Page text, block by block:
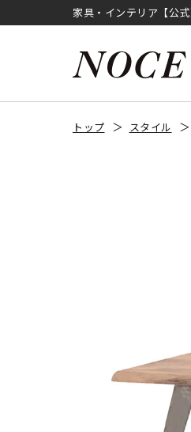
家具・インテリア【公
トップ スタイル